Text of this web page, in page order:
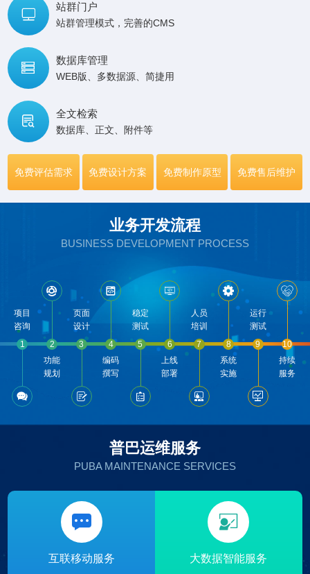

站群门户
站群管理模式，完善的CMS

数据库管理
WEB版、多数据源、简捷用

全文检索
数据库、正文、附件等
免费评估需求 免费设计方案 免费制作原型 免费售后维护
业务开发流程
BUSINESS DEVELOPMENT PROCESS
项目
咨询
1

功能
规划
2

页面
设计
3

编码
撰写
4

稳定
测试
5

上线
部署
6

人员
培训
7

系统
实施
8

运行
测试
9

持续
服务
10

普巴运维服务
PUBA MAINTENANCE SERVICES

互联移动服务

大数据智能服务